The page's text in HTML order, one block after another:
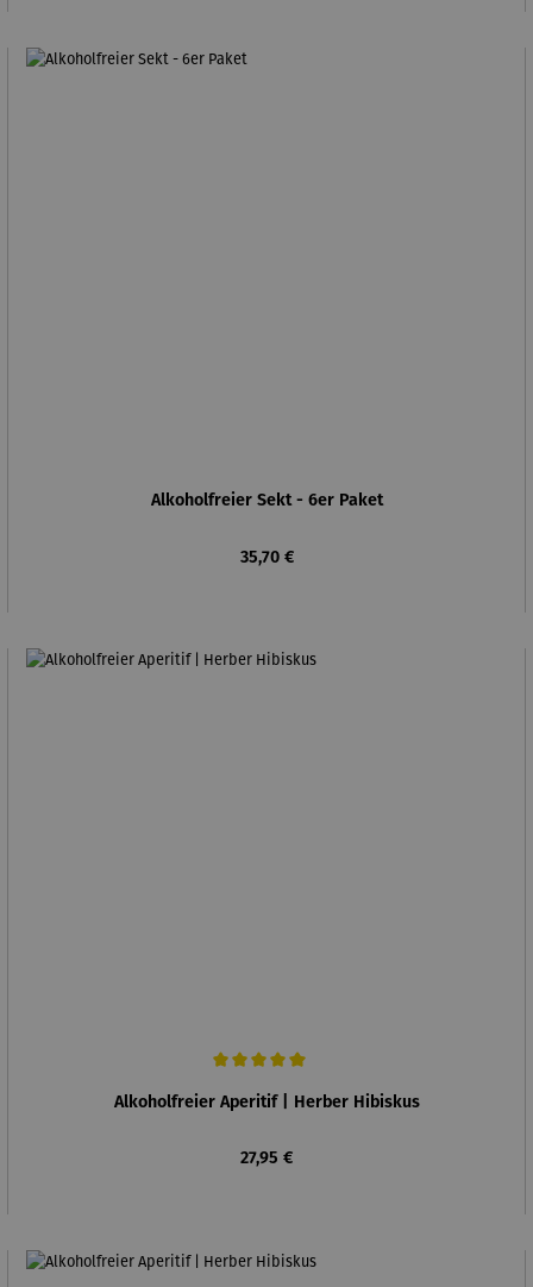
Alkoholfreier Sekt - 6er Paket
Regulärer Preis:
35,70 €
Alkoholfreier Aperitif | Herber Hibiskus
Regulärer Preis:
27,95 €